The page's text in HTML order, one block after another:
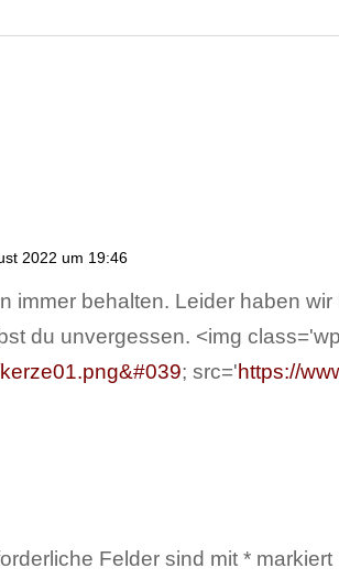
2022 um 19:46
immer behalten. Leider haben wir
du unvergessen. <img
; src='https://
Felder sind mit* markiert